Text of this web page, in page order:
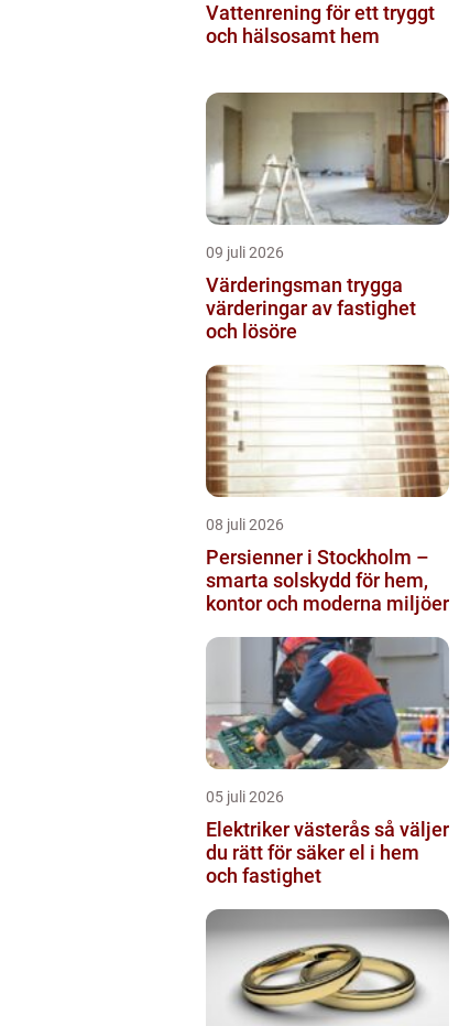
Vattenrening för ett tryggt
och hälsosamt hem
09 juli 2026
Värderingsman trygga
värderingar av fastighet
och lösöre
08 juli 2026
Persienner i Stockholm –
smarta solskydd för hem,
kontor och moderna miljöer
05 juli 2026
Elektriker västerås så väljer
du rätt för säker el i hem
och fastighet